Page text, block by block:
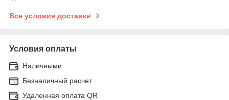
Все условия доставки
Условия оплаты
Наличными
Безналичный расчет
Удаленная оплата QR